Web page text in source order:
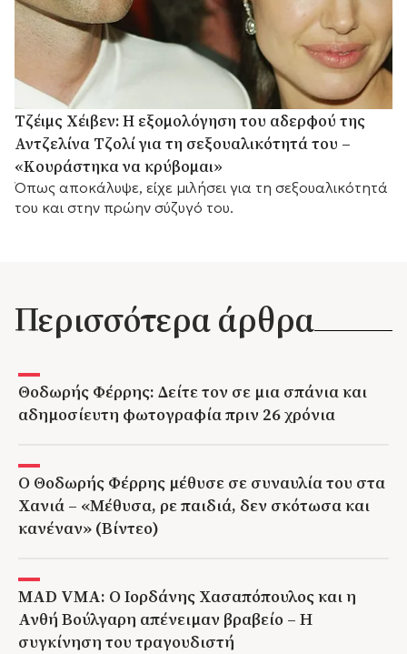
Τζέιμς Χέιβεν: Η εξομολόγηση του αδερφού της
Αντζελίνα Τζολί για τη σεξουαλικότητά του –
«Κουράστηκα να κρύβομαι»
Όπως αποκάλυψε, είχε μιλήσει για τη σεξουαλικότητά
του και στην πρώην σύζυγό του.
Περισσότερα άρθρα
Θοδωρής Φέρρης: Δείτε τον σε μια σπάνια και
αδημοσίευτη φωτογραφία πριν 26 χρόνια
Ο Θοδωρής Φέρρης μέθυσε σε συναυλία του στα
Χανιά – «Μέθυσα, ρε παιδιά, δεν σκότωσα και
κανέναν» (Βίντεο)
MAD VMA: Ο Ιορδάνης Χασαπόπουλος και η
Ανθή Βούλγαρη απένειμαν βραβείο – Η
συγκίνηση του τραγουδιστή